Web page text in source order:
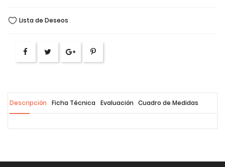
Lista de Deseos
Descripción Ficha Técnica Evaluación Cuadro de Medidas